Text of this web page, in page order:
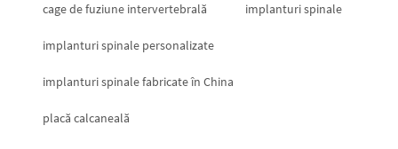
cage de fuziune intervertebrală implanturi spinale
implanturi spinale personalizate
implanturi spinale fabricate în China
placă calcaneală